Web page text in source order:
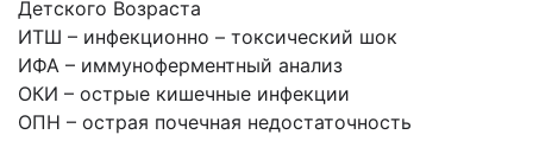
Детского Возраста
ИТШ – инфекционно – токсический шок
ИФА – иммуноферментный анализ
ОКИ – острые кишечные инфекции
ОПН – острая почечная недостаточность